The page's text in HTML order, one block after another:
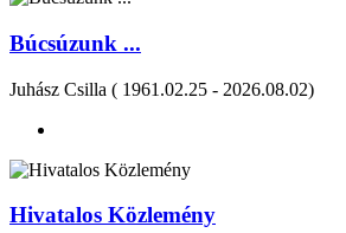
Búcsúzunk ...
Juhász Csilla ( 1961.02.25 - 2026.08.02)
Hivatalos Közlemény